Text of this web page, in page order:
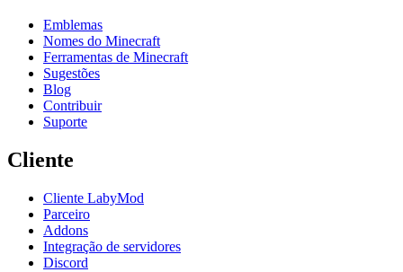
Emblemas
Nomes do Minecraft
Ferramentas de Minecraft
Sugestões
Blog
Contribuir
Suporte
Cliente
Cliente LabyMod
Parceiro
Addons
Integração de servidores
Discord